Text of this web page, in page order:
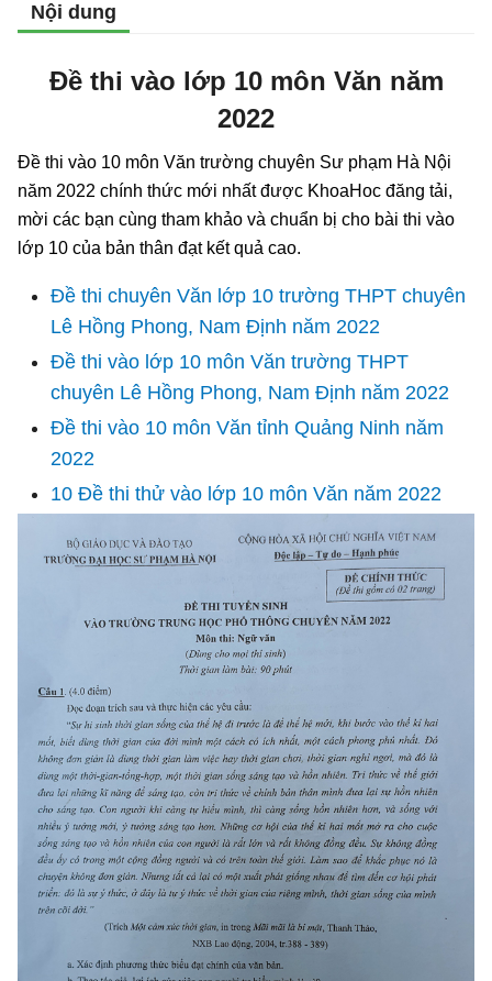
Nội dung
Đề thi vào lớp 10 môn Văn năm
2022
Đề thi vào 10 môn Văn trường chuyên Sư phạm Hà Nội
năm 2022 chính thức mới nhất được KhoaHoc đăng tải,
mời các bạn cùng tham khảo và chuẩn bị cho bài thi vào
lớp 10 của bản thân đạt kết quả cao.
Đề thi chuyên Văn lớp 10 trường THPT chuyên
Lê Hồng Phong, Nam Định năm 2022
Đề thi vào lớp 10 môn Văn trường THPT
chuyên Lê Hồng Phong, Nam Định năm 2022
Đề thi vào 10 môn Văn tỉnh Quảng Ninh năm
2022
10 Đề thi thử vào lớp 10 môn Văn năm 2022